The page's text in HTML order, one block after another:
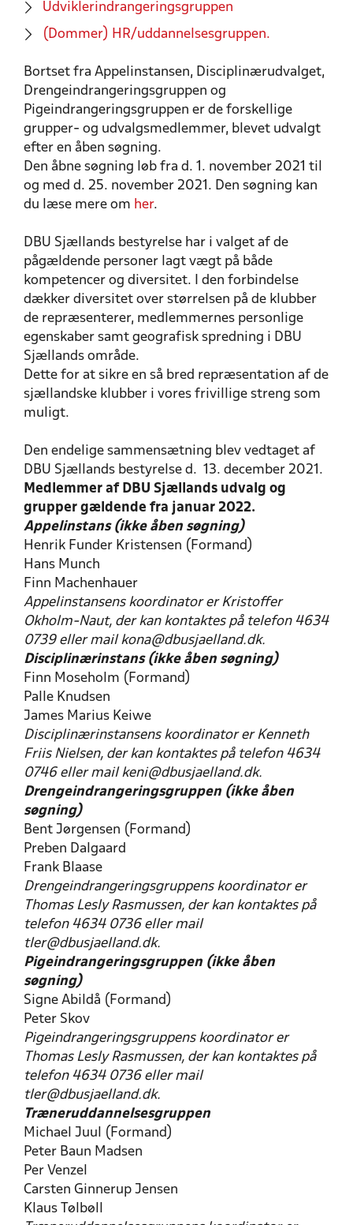
Udviklerindrangeringsgruppen
(Dommer) HR/uddannelsesgruppen.
Bortset fra Appelinstansen, Disciplinærudvalget,
Drengeindrangeringsgruppen og
Pigeindrangeringsgruppen er de forskellige
grupper- og udvalgsmedlemmer, blevet udvalgt
efter en åben søgning.
Den åbne søgning løb fra d. 1. november 2021 til
og med d. 25. november 2021. Den søgning kan
du læse mere om her.
DBU Sjællands bestyrelse har i valget af de
pågældende personer lagt vægt på både
kompetencer og diversitet. I den forbindelse
dækker diversitet over størrelsen på de klubber
de repræsenterer, medlemmernes personlige
egenskaber samt geografisk spredning i DBU
Sjællands område.
Dette for at sikre en så bred repræsentation af de
sjællandske klubber i vores frivillige streng som
muligt.
Den endelige sammensætning blev vedtaget af
DBU Sjællands bestyrelse d. 13. december 2021.
Medlemmer af DBU Sjællands udvalg og
grupper gældende fra januar 2022.
Appelinstans (ikke åben søgning)
Henrik Funder Kristensen (Formand)
Hans Munch
Finn Machenhauer
Appelinstansens koordinator er Kristoffer
Okholm-Naut, der kan kontaktes på telefon 4634
0739 eller mail kona@dbusjaelland.dk.
Disciplinærinstans (ikke åben søgning)
Finn Moseholm (Formand)
Palle Knudsen
James Marius Keiwe
Disciplinærinstansens koordinator er Kenneth
Friis Nielsen, der kan kontaktes på telefon 4634
0746 eller mail keni@dbusjaelland.dk.
Drengeindrangeringsgruppen (ikke åben
søgning)
Bent Jørgensen (Formand)
Preben Dalgaard
Frank Blaase
Drengeindrangeringsgruppens koordinator er
Thomas Lesly Rasmussen, der kan kontaktes på
telefon 4634 0736 eller mail
tler@dbusjaelland.dk.
Pigeindrangeringsgruppen (ikke åben
søgning)
Signe Abildå (Formand)
Peter Skov
Pigeindrangeringsgruppens koordinator er
Thomas Lesly Rasmussen, der kan kontaktes på
telefon 4634 0736 eller mail
tler@dbusjaelland.dk.
Træneruddannelsesgruppen
Michael Juul (Formand)
Peter Baun Madsen
Per Venzel
Carsten Ginnerup Jensen
Klaus Tølbøll